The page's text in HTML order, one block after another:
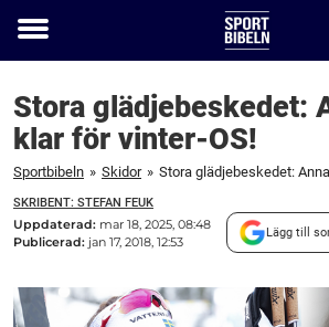
Toggle
Stora glädjebeskedet:
klar för vinter-OS!
Sportbibeln » Skidor » Stora glädjebeskedet:
SKRIBENT: STEFAN FEUK
Uppdaterad: mar 18, 2025, 08:48
Publicerad: jan 17, 2018, 12:53
Lägg till